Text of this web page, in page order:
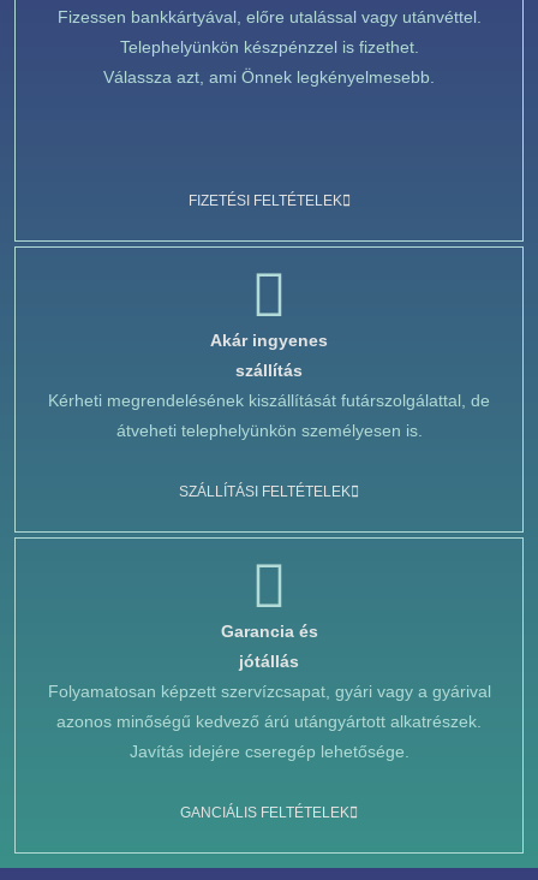
Fizessen bankkártyával, előre utalással vagy utánvéttel.
Telephelyünkön készpénzzel is fizethet.
Válassza azt, ami Önnek legkényelmesebb.
FIZETÉSI FELTÉTELEK
Akár ingyenes
szállítás
Kérheti megrendelésének kiszállítását futárszolgálattal, de
átveheti telephelyünkön személyesen is.
SZÁLLÍTÁSI FELTÉTELEK
Garancia és
jótállás
Folyamatosan képzett szervízcsapat, gyári vagy a gyárival
azonos minőségű kedvező árú utángyártott alkatrészek.
Javítás idejére cseregép lehetősége.
GANCIÁLIS FELTÉTELEK